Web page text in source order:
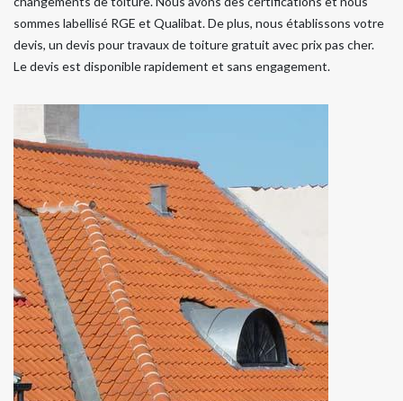
sommes labellisé RGE et Qualibat. De plus, nous établissons votre
devis, un devis pour travaux de toiture gratuit avec prix pas cher.
Le devis est disponible rapidement et sans engagement.